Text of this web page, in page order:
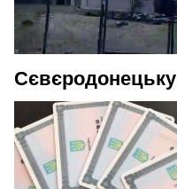
Сєвєродонецьку